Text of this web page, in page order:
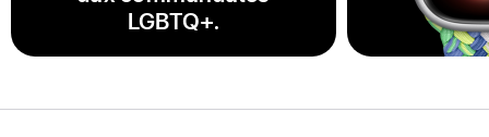
LGBTQ+.